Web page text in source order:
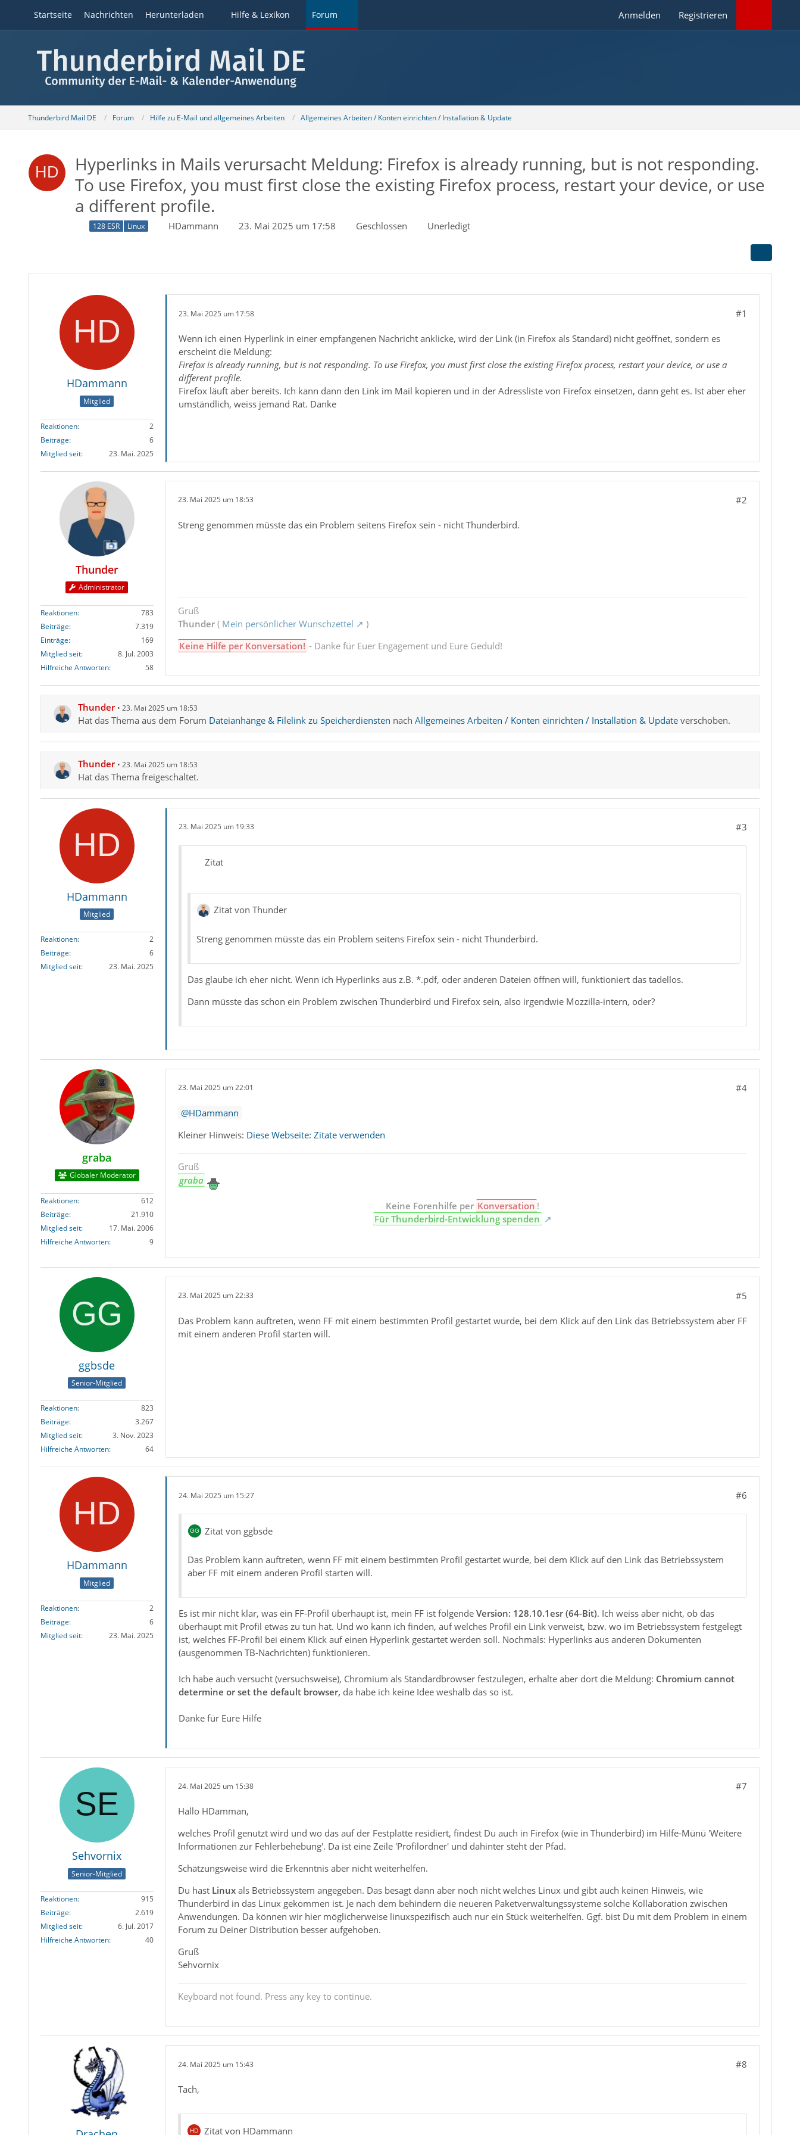
Startseite Nachrichten Herunterladen Hilfe & Lexikon Forum Anmelden Registrieren
Thunderbird Mail DE Forum Hilfe zu E-Mail und allgemeines Arbeiten Allgemeines Arbeiten / Konten einrichten / Installation & Update
Hyperlinks in Mails verursacht Meldung: Firefox is already running, but is not responding.
To use Firefox, you must first close the existing Firefox process, restart your device, or use
a different profile.
128 ESR Linux HDammann 23. Mai 2025 um 17:58 Geschlossen Unerledigt
HDammann
Mitglied
Reaktionen
2
Beiträge
6
Mitglied seit
23. Mai. 2025
23. Mai 2025 um 17:58 #1
Wenn ich einen Hyperlink in einer empfangenen Nachricht anklicke, wird der Link (in Firefox als Standard) nicht geöffnet, sondern es
erscheint die Meldung:
Firefox is already running, but is not responding. To use Firefox, you must first close the existing Firefox process, restart your device, or use a
different profile.
Firefox läuft aber bereits. Ich kann dann den Link im Mail kopieren und in der Adressliste von Firefox einsetzen, dann geht es. Ist aber eher
umständlich, weiss jemand Rat. Danke
Thunder
Administrator
Reaktionen
783
Beiträge
7.319
Einträge
169
Mitglied seit
8. Jul. 2003
Hilfreiche Antworten
58
23. Mai 2025 um 18:53 #2
Streng genommen müsste das ein Problem seitens Firefox sein - nicht Thunderbird.
Gruß
Thunder( Mein persönlicher Wunschzettel
)
Keine Hilfe per Konversation! - Danke für Euer Engagement und Eure Geduld!
Thunder 23. Mai 2025 um 18:53
Hat das Thema aus dem Forum Dateianhänge & Filelink zu Speicherdiensten nach Allgemeines Arbeiten / Konten einrichten / Installation & Updateverschoben.
Thunder 23. Mai 2025 um 18:53
Hat das Thema freigeschaltet.
HDammann
Mitglied
Reaktionen
2
Beiträge
6
Mitglied seit
23. Mai. 2025
23. Mai 2025 um 19:33 #3
Zitat
Zitat von Thunder
Streng genommen müsste das ein Problem seitens Firefox sein - nicht Thunderbird.
Das glaube ich eher nicht. Wenn ich Hyperlinks aus z.B. *.pdf, oder anderen Dateien öffnen will, funktioniert das tadellos.
Dann müsste das schon ein Problem zwischen Thunderbird und Firefox sein, also irgendwie Mozzilla-intern, oder?
graba
Globaler Moderator
Reaktionen
612
Beiträge
21.910
Mitglied seit
17. Mai. 2006
Hilfreiche Antworten
9
23. Mai 2025 um 22:01 #4
HDammann
Kleiner Hinweis: Diese Webseite: Zitate verwenden
Gruß
graba
Keine Forenhilfe per Konversation !
Für Thunderbird-Entwicklung spenden
ggbsde
Senior-Mitglied
Reaktionen
823
Beiträge
3.267
Mitglied seit
3. Nov. 2023
Hilfreiche Antworten
64
23. Mai 2025 um 22:33 #5
Das Problem kann auftreten, wenn FF mit einem bestimmten Profil gestartet wurde, bei dem Klick auf den Link das Betriebssystem aber FF
mit einem anderen Profil starten will.
HDammann
Mitglied
Reaktionen
2
Beiträge
6
Mitglied seit
23. Mai. 2025
24. Mai 2025 um 15:27 #6
Zitat von ggbsde
Das Problem kann auftreten, wenn FF mit einem bestimmten Profil gestartet wurde, bei dem Klick auf den Link das Betriebssystem
aber FF mit einem anderen Profil starten will.
Es ist mir nicht klar, was ein FF-Profil überhaupt ist, mein FF ist folgende Version: 128.10.1esr (64-Bit). Ich weiss aber nicht, ob das
überhaupt mit Profil etwas zu tun hat. Und wo kann ich finden, auf welches Profil ein Link verweist, bzw. wo im Betriebssystem festgelegt
ist, welches FF-Profil bei einem Klick auf einen Hyperlink gestartet werden soll. Nochmals: Hyperlinks aus anderen Dokumenten
(ausgenommen TB-Nachrichten) funktionieren.
Ich habe auch versucht (versuchsweise), Chromium als Standardbrowser festzulegen, erhalte aber dort die Meldung: Chromium cannot
determine or set the default browser, da habe ich keine Idee weshalb das so ist.
Danke für Eure Hilfe
Sehvornix
Senior-Mitglied
Reaktionen
915
Beiträge
2.619
Mitglied seit
6. Jul. 2017
Hilfreiche Antworten
40
24. Mai 2025 um 15:38 #7
Hallo HDamman,
welches Profil genutzt wird und wo das auf der Festplatte residiert, findest Du auch in Firefox (wie in Thunderbird) im Hilfe-Münü 'Weitere
Informationen zur Fehlerbehebung'. Da ist eine Zeile 'Profilordner' und dahinter steht der Pfad.
Schätzungsweise wird die Erkenntnis aber nicht weiterhelfen.
Du hast Linuxals Betriebssystem angegeben. Das besagt dann aber noch nicht welches Linux und gibt auch keinen Hinweis, wie
Thunderbird in das Linux gekommen ist. Je nach dem behindern die neueren Paketverwaltungssysteme solche Kollaboration zwischen
Anwendungen. Da können wir hier möglicherweise linuxspezifisch auch nur ein Stück weiterhelfen. Ggf. bist Du mit dem Problem in einem
Forum zu Deiner Distribution besser aufgehoben.
Gruß
Sehvornix
Keyboard not found. Press any key to continue.
24. Mai 2025 um 15:43 #8
Tach,
Zitat von HDammann